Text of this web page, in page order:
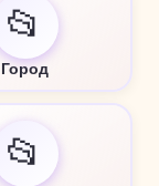
📂
Город
📂